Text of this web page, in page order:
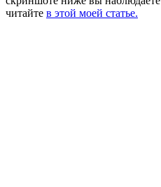
читайте в этой моей статье.